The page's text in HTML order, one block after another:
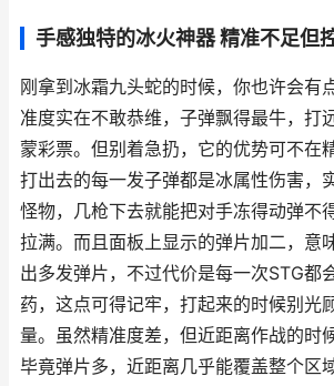
手感独特的冰火神器 精准不足但
刚拿到冰霜九头蛇的时候，你也许会
准度实在不敢恭维，子弹飘得最牛，打
蒙彩票。但别着急扔，它的优势可不在
打出去的每一发子弹都是冰属性伤害，
怪物，几枪下去就能把对手冻得动弹不
拉满。而且面板上显示的弹片加二，意
出多发弹片，不过代价是每一次STG都
药，这点可得记牢，打起来的时候别光
量。虽然精准度差，但近距离作战的时
毕竟弹片多，近距离几乎能覆盖整个区